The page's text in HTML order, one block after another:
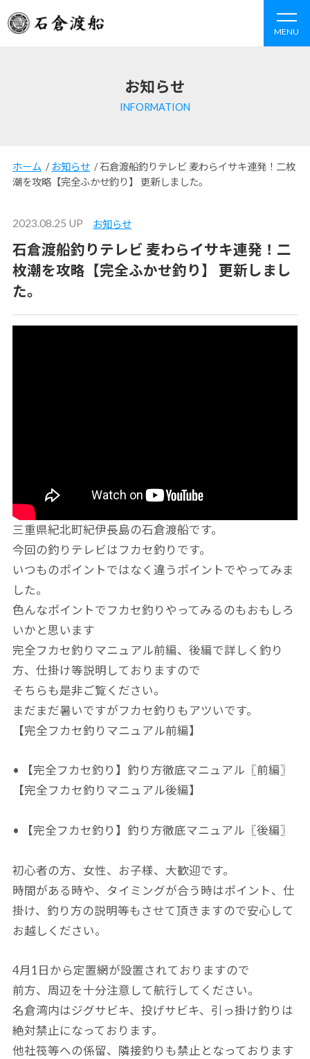
MENU
お知らせ
INFORMATION
ホーム / お知らせ/石倉渡船釣りテレビ 麦わらイサキ連発！二枚
潮を攻略【完全ふかせ釣り】 更新しました。
2023.08.25 UP お知らせ
石倉渡船釣りテレビ 麦わらイサキ連発！二
枚潮を攻略【完全ふかせ釣り】 更新しまし
た。
三重県紀北町紀伊長島の石倉渡船です。
今回の釣りテレビはフカセ釣りです。
いつものポイントではなく違うポイントでやってみま
した。
色んなポイントでフカセ釣りやってみるのもおもしろ
いかと思います
完全フカセ釣りマニュアル前編、後編で詳しく釣り
方、仕掛け等説明しておりますので
そちらも是非ご覧ください。
まだまだ暑いですがフカセ釣りもアツいです。
【完全フカセ釣りマニュアル前編】
• 【完全フカセ釣り】釣り方徹底マニュアル〖前編〗
【完全フカセ釣りマニュアル後編】
• 【完全フカセ釣り】釣り方徹底マニュアル〖後編〗
初心者の方、女性、お子様、大歓迎です。
時間がある時や、タイミングが合う時はポイント、仕
掛け、釣り方の説明等もさせて頂きますので安心して
お越しください。
4月1日から定置網が設置されておりますので
前方、周辺を十分注意して航行してください。
名倉湾内はジグサビキ、投げサビキ、引っ掛け釣りは
絶対禁止になっております。
他社筏等への係留、隣接釣りも禁止となっております